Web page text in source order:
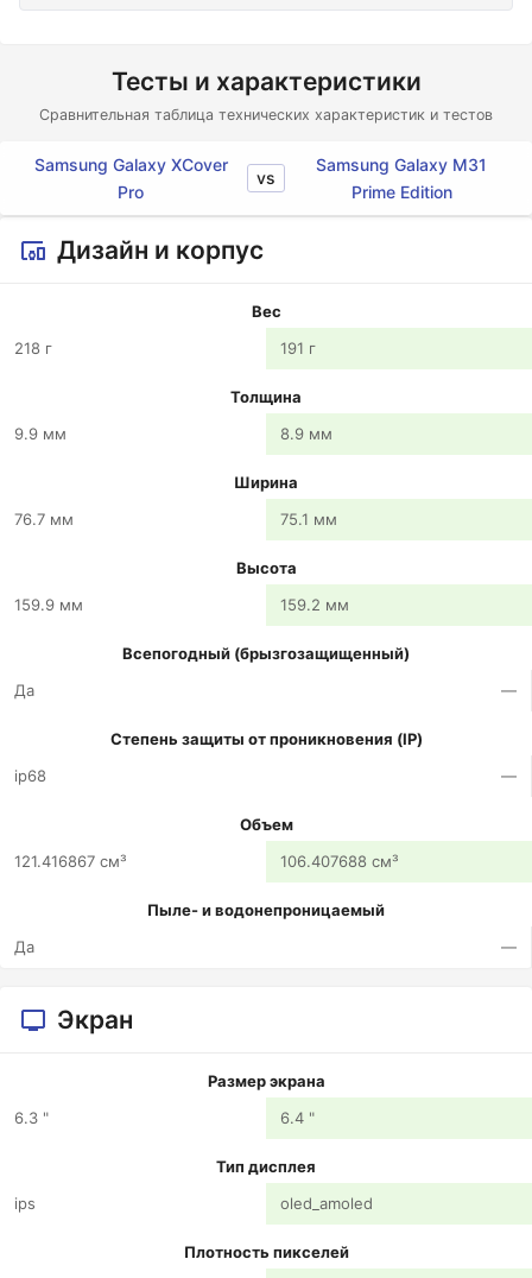
Тесты и характеристики
Сравнительная таблица технических характеристик и тестов
Samsung Galaxy XCover
Pro
vs
Samsung Galaxy M31
Prime Edition
Дизайн и корпус
Вес
218 г
191 г
Толщина
9.9 мм
8.9 мм
Ширина
76.7 мм
75.1 мм
Высота
159.9 мм
159.2 мм
Всепогодный (брызгозащищенный)
Да
—
Степень защиты от проникновения (IP)
ip68
—
Объем
121.416867 см³
106.407688 см³
Пыле- и водонепроницаемый
Да
—
Экран
Размер экрана
6.3 "
6.4 "
Тип дисплея
ips
oled_amoled
Плотность пикселей